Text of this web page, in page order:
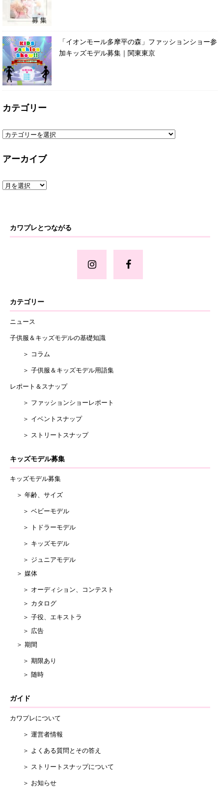
「イオンモール多摩平の森」ファッションショー参
加キッズモデル募集｜関東東京
カテゴリー
アーカイブ
カワプレとつながる
カテゴリー
ニュース
子供服＆キッズモデルの基礎知識
＞ コラム
＞ 子供服＆キッズモデル用語集
レポート＆スナップ
＞ ファッションショーレポート
＞ イベントスナップ
＞ ストリートスナップ
キッズモデル募集
キッズモデル募集
＞ 年齢、サイズ
＞ ベビーモデル
＞ トドラーモデル
＞ キッズモデル
＞ ジュニアモデル
＞ 媒体
＞ オーディション、コンテスト
＞ カタログ
＞ 子役、エキストラ
＞ 広告
＞ 期間
＞ 期限あり
＞ 随時
ガイド
カワプレについて
＞ 運営者情報
＞ よくある質問とその答え
＞ ストリートスナップについて
＞ お知らせ